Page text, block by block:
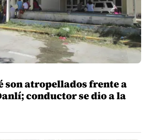
son atropellados frente a
conductor se dio a la